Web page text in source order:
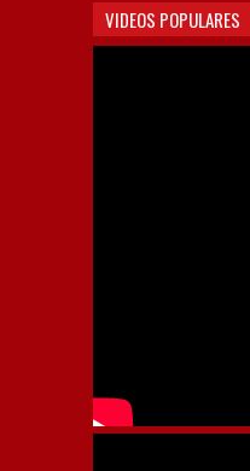
VIDEOS POPULARES